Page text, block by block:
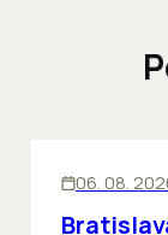
06. 08.